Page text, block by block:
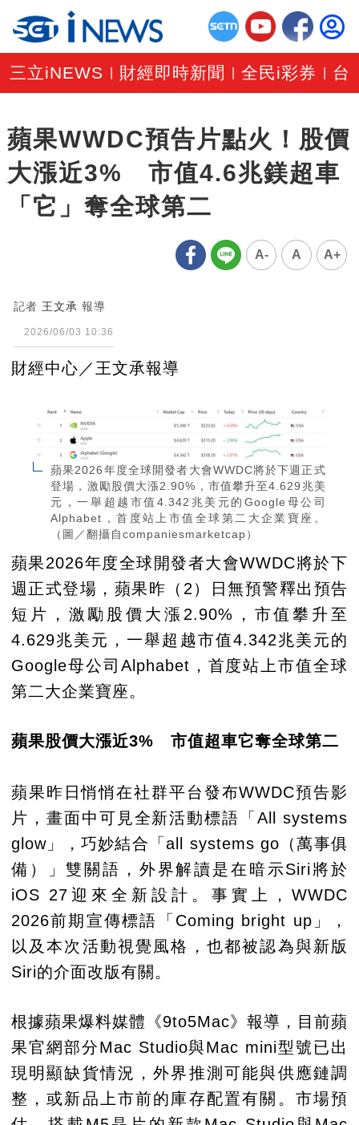
三立iNEWS 財經即時新聞 |全民i彩券 台
蘋果WWDC預告片點火！股價
大漲近3% 市值4.6兆鎂超車
「它」奪全球第二
A- A A+
記者 王文承 報導
2026/06/03 10:36
財經中心／王文承報導
蘋果2026年度全球開發者大會WWDC將於下週正式
登場，激勵股價大漲2.90%，市值攀升至4.629兆美
元，一舉超越市值4.342兆美元的Google母公司
Alphabet，首度站上市值全球第二大企業寶座。
（圖／翻攝自companiesmarketcap）
蘋果2026年度全球開發者大會WWDC將於下
週正式登場，蘋果昨（2）日無預警釋出預告
短片，激勵股價大漲2.90%，市值攀升至
4.629兆美元，一舉超越市值4.342兆美元的
Google母公司Alphabet，首度站上市值全球
第二大企業寶座。
蘋果股價大漲近3% 市值超車它奪全球第二
蘋果昨日悄悄在社群平台發布WWDC預告影
片，畫面中可見全新活動標語「All systems
glow」，巧妙結合「all systems go（萬事俱
備）」雙關語，外界解讀是在暗示Siri將於
iOS 27迎來全新設計。事實上，WWDC
2026前期宣傳標語「Coming bright up」，
以及本次活動視覺風格，也都被認為與新版
Siri的介面改版有關。
根據蘋果爆料媒體《9to5Mac》報導，目前蘋
果官網部分Mac Studio與Mac mini型號已出
現明顯缺貨情況，外界推測可能與供應鏈調
整，或新品上市前的庫存配置有關。市場預